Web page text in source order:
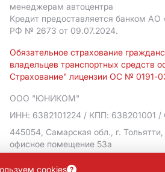
менеджерам автоцентра
Кредит предоставляется банком АO
РФ № 2673 от 09.07.2024.
Обязательное страхование
владельцев транспортных средств
Страхование" лицензии ОС № 0191-
ООО "ЮНИКОМ"
ИНН: 6382101224 / КПП: 638201001 /
445054, Самарская обл., г.
офисное помещение 53а
Политика в отношении обработки
cookies